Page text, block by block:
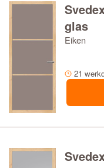
glas
Eiken
21